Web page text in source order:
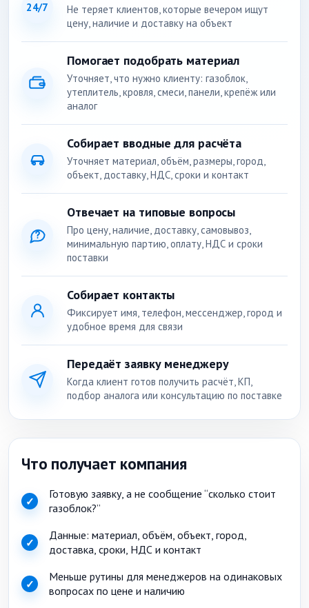
24/7
Не теряет клиентов, которые вечером ищут
цену, наличие и доставку на объект
Помогает подобрать материал
Уточняет, что нужно клиенту: газоблок,
утеплитель, кровля, смеси, панели, крепёж или
аналог
Собирает вводные для расчёта
Уточняет материал, объём, размеры, город,
объект, доставку, НДС, сроки и контакт
Отвечает на типовые вопросы
Про цену, наличие, доставку, самовывоз,
минимальную партию, оплату, НДС и сроки
поставки
Собирает контакты
Фиксирует имя, телефон, мессенджер, город и
удобное время для связи
Передаёт заявку менеджеру
Когда клиент готов получить расчёт, КП,
подбор аналога или консультацию по поставке
Что получает компания
✓
Готовую заявку, а не сообщение “сколько стоит
газоблок?”
✓
Данные: материал, объём, объект, город,
доставка, сроки, НДС и контакт
✓
Меньше рутины для менеджеров на одинаковых
вопросах по цене и наличию